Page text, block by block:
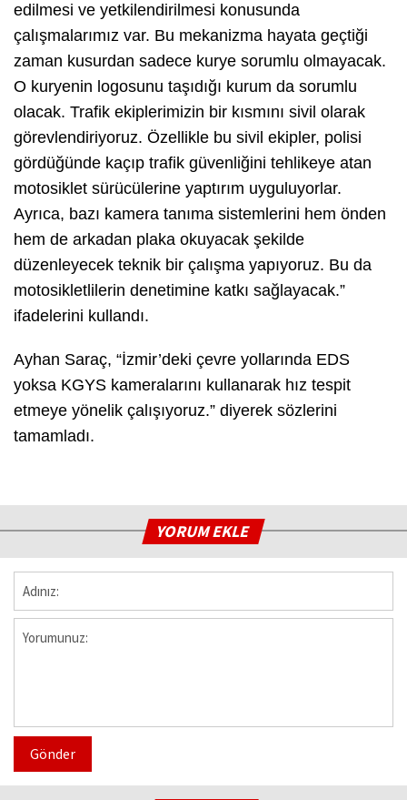
edilmesi ve yetkilendirilmesi konusunda
çalışmalarımız var. Bu mekanizma hayata geçtiği
zaman kusurdan sadece kurye sorumlu olmayacak.
O kuryenin logosunu taşıdığı kurum da sorumlu
olacak. Trafik ekiplerimizin bir kısmını sivil olarak
görevlendiriyoruz. Özellikle bu sivil ekipler, polisi
gördüğünde kaçıp trafik güvenliğini tehlikeye atan
motosiklet sürücülerine yaptırım uyguluyorlar.
Ayrıca, bazı kamera tanıma sistemlerini hem önden
hem de arkadan plaka okuyacak şekilde
düzenleyecek teknik bir çalışma yapıyoruz. Bu da
motosikletlilerin denetimine katkı sağlayacak.”
ifadelerini kullandı.
Ayhan Saraç, “İzmir’deki çevre yollarında EDS
yoksa KGYS kameralarını kullanarak hız tespit
etmeye yönelik çalışıyoruz.” diyerek sözlerini
tamamladı.
YORUM EKLE
Gönder